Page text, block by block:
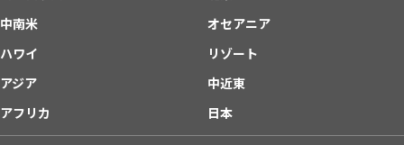
中南米
オセアニア
ハワイ
リゾート
アジア
中近東
アフリカ
日本